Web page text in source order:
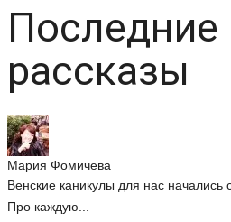
Последние
рассказы
Мария Фомичева
Венские каникулы для нас начались
Про каждую...